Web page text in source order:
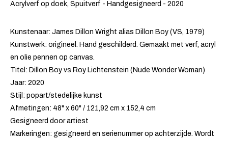
Acrylverf op doek, Spuitverf - Handgesigneerd - 2020
Kunstenaar: James Dillon Wright alias Dillon Boy (VS, 1979)
Kunstwerk: origineel. Hand geschilderd. Gemaakt met verf, acryl
en olie pennen op canvas.
Titel: Dillon Boy vs Roy Lichtenstein (Nude Wonder Woman)
Jaar: 2020
Stijl: popart/stedelijke kunst
Afmetingen: 48" x 60" / 121,92 cm x 152,4 cm
Gesigneerd door artiest
Markeringen: gesigneerd en serienummer op achterzijde. Wordt